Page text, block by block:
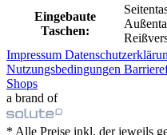
Eingebaute
Taschen:
Impressum
Nutzungsbedingungen
Shops
a brand of
* Alle Preise inkl. der jeweils